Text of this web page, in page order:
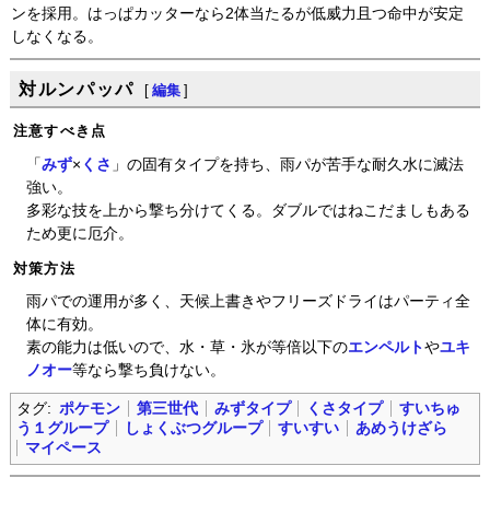
ンを採用。はっぱカッターなら2体当たるが低威力且つ命中が安定
しなくなる。
対ルンパッパ [ 編集 ]
注意すべき点
「 みず× くさ 」の固有タイプを持ち、雨パが苦手な耐久水に滅法
強い。
多彩な技を上から撃ち分けてくる。ダブルではねこだましもある
ため更に厄介。
対策方法
雨パでの運用が多く、天候上書きやフリーズドライはパーティ全
体に有効。
素の能力は低いので、水・草・氷が等倍以下のエンペルトやユキ
ノオー等なら撃ち負けない。
タグ: ポケモン 第三世代 みずタイプ くさタイプ
すいちゅ
う１グループ
しょくぶつグループ すいすい
あめうけざら
マイペース